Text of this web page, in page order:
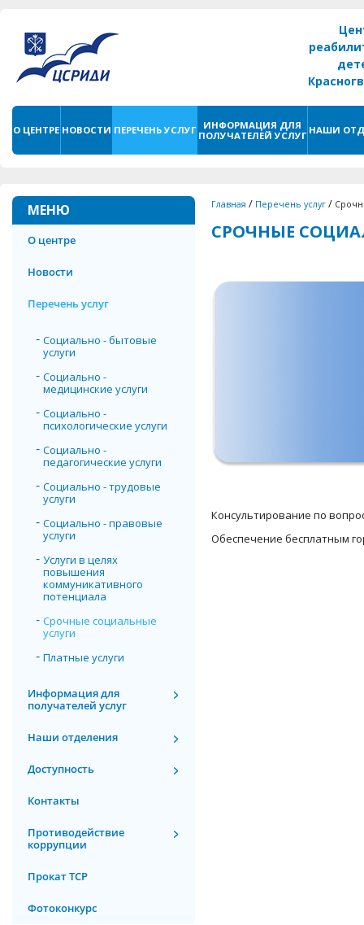
О ЦЕНТРЕ НОВОСТИ ПЕРЕЧЕНЬ УСЛУГ
ИНФОРМАЦИЯ ДЛЯ
ПОЛУЧАТЕЛЕЙ УСЛУГ НАШИ
МЕНЮ
О центре
Новости
Перечень услуг
Социально - бытовые
услуги
Социально -
медицинские услуги
Социально -
психологические услуги
Социально -
педагогические услуги
Социально - трудовые
услуги
Социально - правовые
услуги
Услуги в целях
повышения
коммуникативного
потенциала
Срочные социальные
услуги
Платные услуги
Информация для
получателей услуг
Наши отделения
Доступность
Контакты
Противодействие
коррупции
Прокат ТСР
Фотоконкурс
Главная / Перечень услуг /
СРОЧНЫЕ
Консультирование по
Обеспечение бесплатным